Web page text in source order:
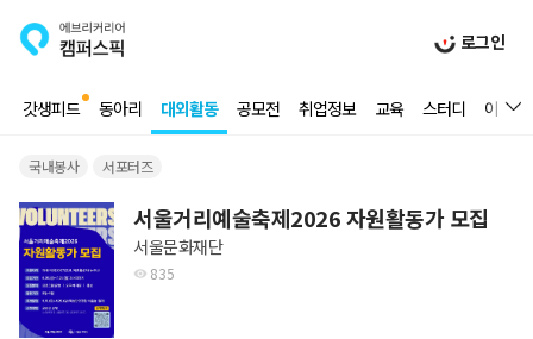
로그인
갓생피드 동아리 대외활동 공모전 취업정보 교육 스터디 이벤트
국내봉사 서포터즈
서울거리예술축제2026 자원활동가 모집
서울문화재단
835